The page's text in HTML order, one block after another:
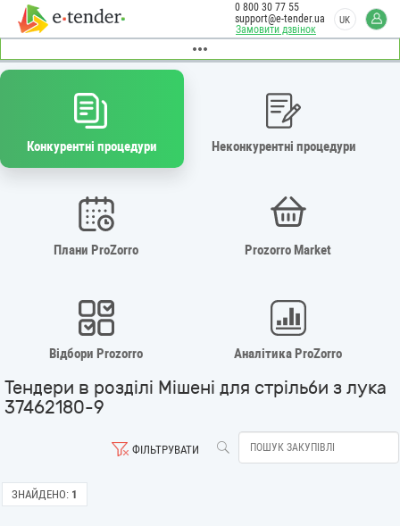
Замовити дзвінок
0 800 30 77 55
support@e-tender.ua
UK
Конкурентні процедури Неконкурентні процедури
Плани ProZorro Prozorro Market
Відбори Prozorro Аналітика ProZorro
Тендери в розділі Мішені для стрільби з лука
37462180-9
ФІЛЬТРУВАТИ
ЗНАЙДЕНО: 1